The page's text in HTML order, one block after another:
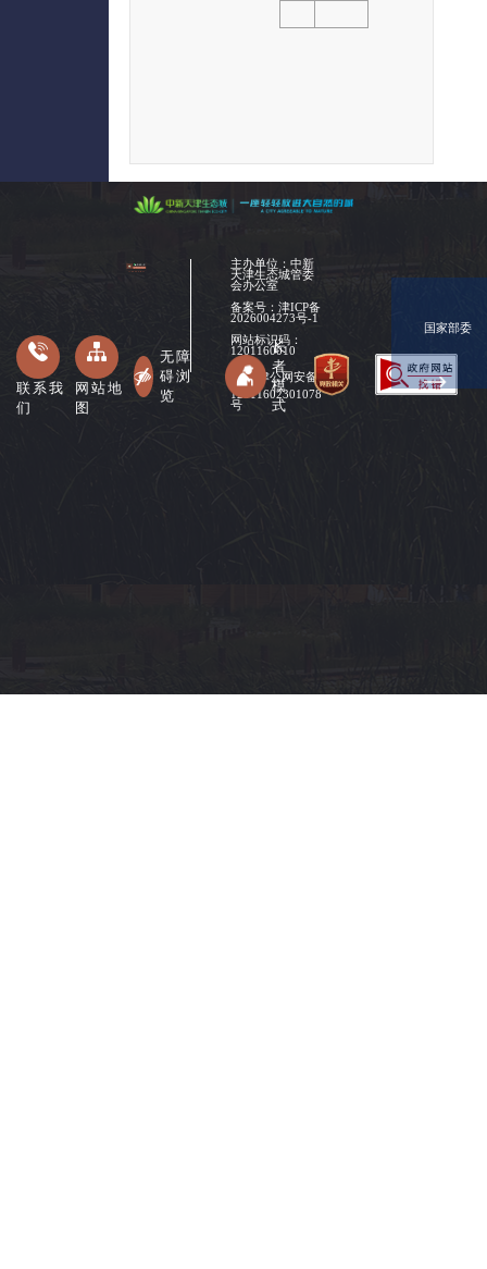
主办单位：中新
天津生态城管委
会办公室
备案号： 津ICP备
2026004273号-1
网站标识码：
1201160010
津公网安备
12011602301078
号
联系我
们
网站地
图
无障
碍浏
览
长
者
模
式
国家部委